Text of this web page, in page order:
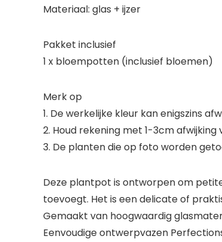
Materiaal: glas + ijzer
Pakket inclusief
1 x bloempotten (inclusief bloemen)
Merk op
1. De werkelijke kleur kan enigszins
2. Houd rekening met 1-3cm
3. De planten die op foto worden
Deze plantpot is ontworpen om
toevoegt. Het is een delicate of
Gemaakt van hoogwaardig
Eenvoudige ontwerpvazen